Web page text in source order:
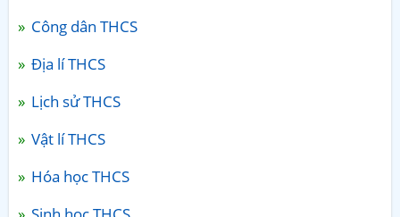
Công dân THCS
Địa lí THCS
Lịch sử THCS
Vật lí THCS
Hóa học THCS